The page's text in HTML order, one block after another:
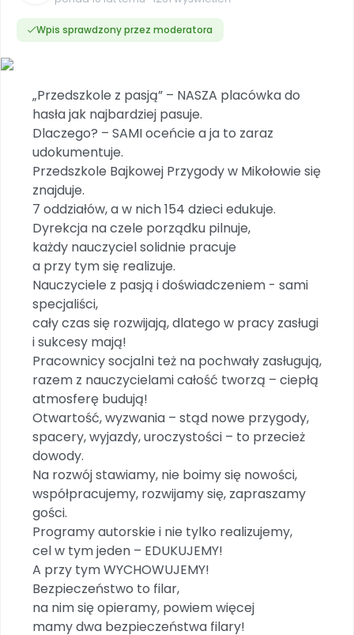
Scenariusze i artykuły
Materiały z miesięcznika
Plany tygodniowe
Praca wychowawcza
Bliżejprzedszkolne zestawy
Zestawy do pobrania
POLECAMY
Wybierz prezent
Przy zamówieniu prenumeraty
Zaplanuj rok przedszkolny
Materiały na nowy rok
Archiwalne numery
Pomoc
Miesięczniki
Aktualne oraz archiwalne numery
Wszystko dla przedszkoli
Zamówienia hurtowe
NA SKRÓTY
Letnia wyprzedaż
Promocje w sklepie
Nowości
Zapowiedzi
Polecamy
Promocje
Konferencje
Spotkania na dużą skalę
Kompleksowe programy szkoleniowe
POLECAMY
Akademia Muzyki i Ruchu
Szkolenia muzyczne
Ebooki
Strona WWW dla przedszkola
Gotowa w mniej niż 10 min • 14 dni bez opłat
Pakiet bliżej MAX
Poznajemy regiony
Literkowo
Nauka liter i głosek
Sprintem do maratonu
Ruch i motywacja
Bliżej Pieska
Pomoc zwierzętom
Książka (dla) Przedszkolaka
Promowanie czytelnictwa
Facebook
Instagram
Zobacz nas na Instagramie
TikTok
Zobacz nas na TikToku
YouTube
Filmy edukacyjne
Wpis sprawdzony przez moderatora
„Przedszkole z pasją” – NASZA placówka do
hasła jak najbardziej pasuje.
Dlaczego? – SAMI oceńcie a ja to zaraz
udokumentuje.
Przedszkole Bajkowej Przygody w Mikołowie się
znajduje.
7 oddziałów, a w nich 154 dzieci edukuje.
Dyrekcja na czele porządku pilnuje,
każdy nauczyciel solidnie pracuje
a przy tym się realizuje.
Nauczyciele z pasją i doświadczeniem - sami
specjaliści,
cały czas się rozwijają, dlatego w pracy zasługi
i sukcesy mają!
Pracownicy socjalni też na pochwały zasługują,
razem z nauczycielami całość tworzą – ciepłą
atmosferę budują!
Otwartość, wyzwania – stąd nowe przygody,
spacery, wyjazdy, uroczystości – to przecież
dowody.
Na rozwój stawiamy, nie boimy się nowości,
współpracujemy, rozwijamy się, zapraszamy
gości.
Programy autorskie i nie tylko realizujemy,
cel w tym jeden – EDUKUJEMY!
A przy tym WYCHOWUJEMY!
Bezpieczeństwo to filar,
na nim się opieramy, powiem więcej
mamy dwa bezpieczeństwa filary!